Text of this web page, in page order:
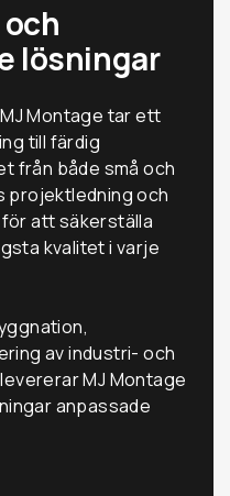
lösningar
Montage tar ett
till färdig
från både små och
och
att säkerställa
kvalitet i varje
av industri- och
MJ Montage
anpassade